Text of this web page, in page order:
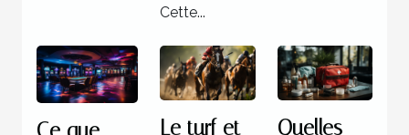
Cette...
Le turf et
Quelles